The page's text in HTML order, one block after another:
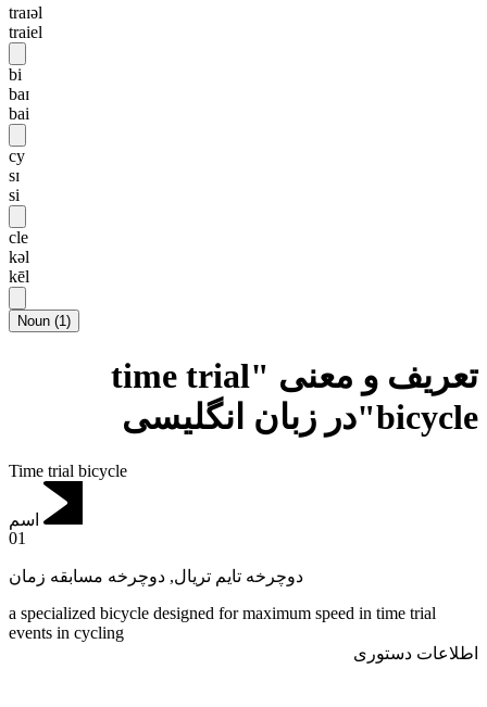
traɪəl
traiel
bi
baɪ
bai
cy
sɪ
si
cle
kəl
kēl
Noun (1)
تعریف و معنی "time trial
bicycle"در زبان انگلیسی
Time trial bicycle
اسم
01
دوچرخه تایم تریال, دوچرخه مسابقه زمان
a specialized bicycle designed for maximum speed in time trial
events in cycling
اطلاعات دستوری